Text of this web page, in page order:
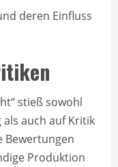
deren Einfluss
stieß sowohl
auch auf Kritik
Bewertungen
Produktion